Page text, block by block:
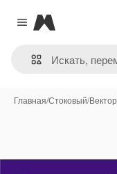
Close menu
Magnific
Главная/Стоковый/